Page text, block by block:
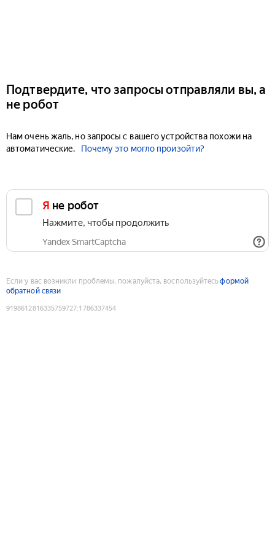
Подтвердите, что запросы отправляли вы, а
не робот
Нам очень жаль, но запросы с вашего устройства похожи на
автоматические.
Почему это могло произойти?
Я не робот
Нажмите, чтобы продолжить
Yandex SmartCaptcha
Если у вас возникли проблемы, пожалуйста, воспользуйтесьформой
обратной связи
9198612816335759727:1786337454